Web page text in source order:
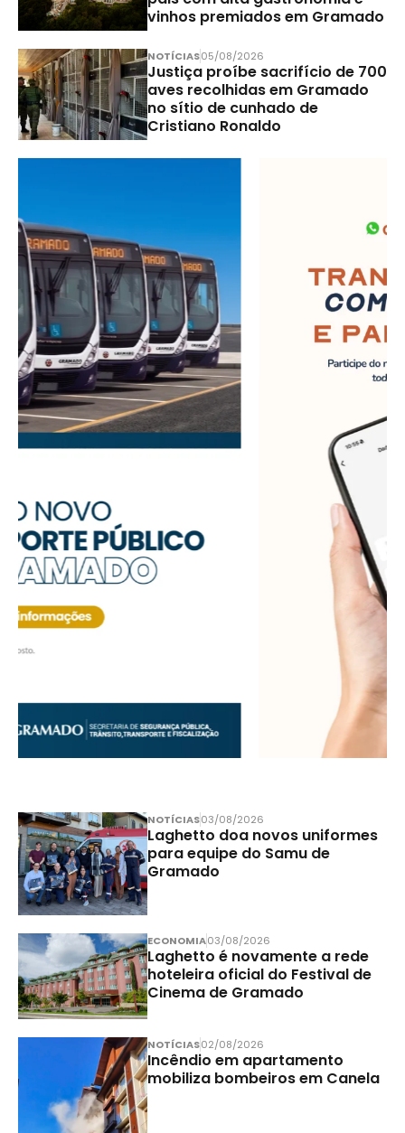
vinhos premiados em Gramado
NOTÍCIAS05/08/2026
Justiça proíbe sacrifício de 700
aves recolhidas em Gramado
no sítio de cunhado de
Cristiano Ronaldo
NOTÍCIAS03/08/2026
Laghetto doa novos uniformes
para equipe do Samu de
Gramado
ECONOMIA03/08/2026
Laghetto é novamente a rede
hoteleira oficial do Festival de
Cinema de Gramado
NOTÍCIAS02/08/2026
Incêndio em apartamento
mobiliza bombeiros em Canela